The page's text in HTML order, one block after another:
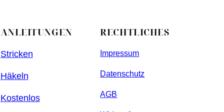
ANLEITUNGEN
Stricken
Häkeln
Kostenlos
RECHTLICHES
Impressum
Datenschutz
AGB